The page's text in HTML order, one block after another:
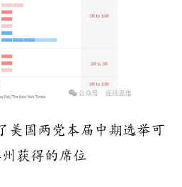
美国两党本届中期选举可
获得的席位